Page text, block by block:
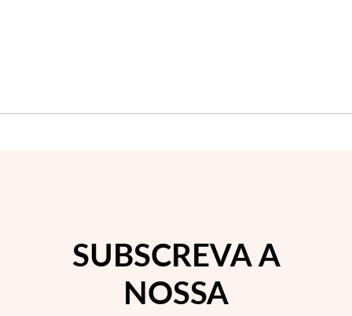
SUBSCREVA A
NOSSA